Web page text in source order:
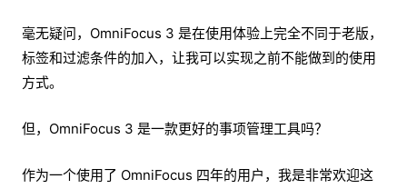
毫无疑问，OmniFocus 3 是在使用体验上完全不同于老版，
标签和过滤条件的加入，让我可以实现之前不能做到的使用
方式。
但，OmniFocus 3 是一款更好的事项管理工具吗？
作为一个使用了 OmniFocus 四年的用户，我是非常欢迎这